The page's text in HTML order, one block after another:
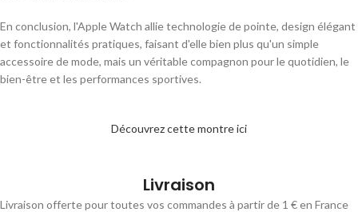
En conclusion, l'Apple Watch allie technologie de pointe, design élégant
et fonctionnalités pratiques, faisant d'elle bien plus qu'un simple
accessoire de mode, mais un véritable compagnon pour le quotidien, le
bien-être et les performances sportives.
Découvrez cette montre ici
Livraison
Livraison offerte pour toutes vos commandes à partir de 1 € en France